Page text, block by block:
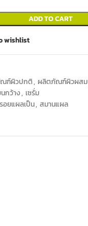
ADD TO CART
wishlist
ฑ์ผิวปกติ, ผลิตภัณฑ์ผิวผสม
กว้าง, เซรั่ม
อยแผลเป็น, สมานแผล